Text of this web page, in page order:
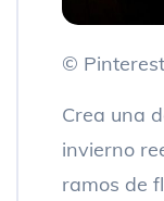
©
Crea una
invierno
ramos de